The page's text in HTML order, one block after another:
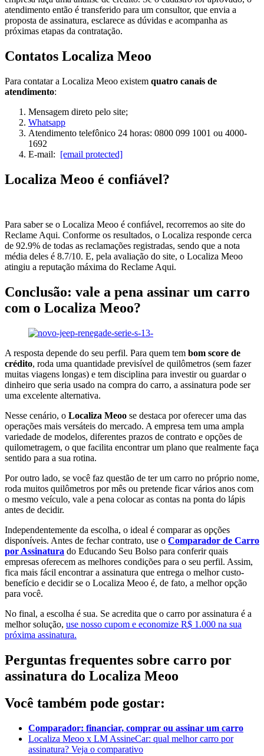
atendimento então é transferido para um consultor, que envia a
proposta de assinatura, esclarece as dúvidas e acompanha as
próximas etapas da contratação.
Contatos Localiza Meoo
Para contatar a Localiza Meoo existem quatro canais de
atendimento:
Mensagem direto pelo site;
Whatsapp
Atendimento telefônico 24 horas: 0800 099 1001 ou 4000-
1692
E-mail: [email protected]
Localiza Meoo é confiável?
Para saber se o Localiza Meoo é confiável, recorremos ao site do
Reclame Aqui. Conforme os resultados, o Localiza responde cerca
de 92.9% de todas as reclamações registradas, sendo que a nota
média deles é 8.7/10. E, pela avaliação do site, o Localiza Meoo
atingiu a reputação máxima do Reclame Aqui.
Conclusão: vale a pena assinar um carro
com o Localiza Meoo?
A resposta depende do seu perfil. Para quem tem bom score de
crédito, roda uma quantidade previsível de quilômetros (sem fazer
muitas viagens longas) e tem disciplina para investir ou guardar o
dinheiro que seria usado na compra do carro, a assinatura pode ser
uma excelente alternativa.
Nesse cenário, o Localiza Meoo se destaca por oferecer uma das
operações mais versáteis do mercado. A empresa tem uma ampla
variedade de modelos, diferentes prazos de contrato e opções de
quilometragem, o que facilita encontrar um plano que realmente faça
sentido para a sua rotina.
Por outro lado, se você faz questão de ter um carro no próprio nome,
roda muitos quilômetros por mês ou pretende ficar vários anos com
o mesmo veículo, vale a pena colocar as contas na ponta do lápis
antes de decidir.
Independentemente da escolha, o ideal é comparar as opções
disponíveis. Antes de fechar contrato, use o Comparador de Carro
por Assinatura do Educando Seu Bolso para conferir quais
empresas oferecem as melhores condições para o seu perfil. Assim,
fica mais fácil encontrar a assinatura que entrega o melhor custo-
benefício e decidir se o Localiza Meoo é, de fato, a melhor opção
para você.
No final, a escolha é sua. Se acredita que o carro por assinatura é a
melhor solução, use nosso cupom e economize R$ 1.000 na sua
próxima assinatura.
Perguntas frequentes sobre carro por
assinatura do Localiza Meoo
Você também pode gostar:
Comparador: financiar, comprar ou assinar um carro
Localiza Meoo x LM AssineCar: qual melhor carro por
assinatura? Veja o comparativo